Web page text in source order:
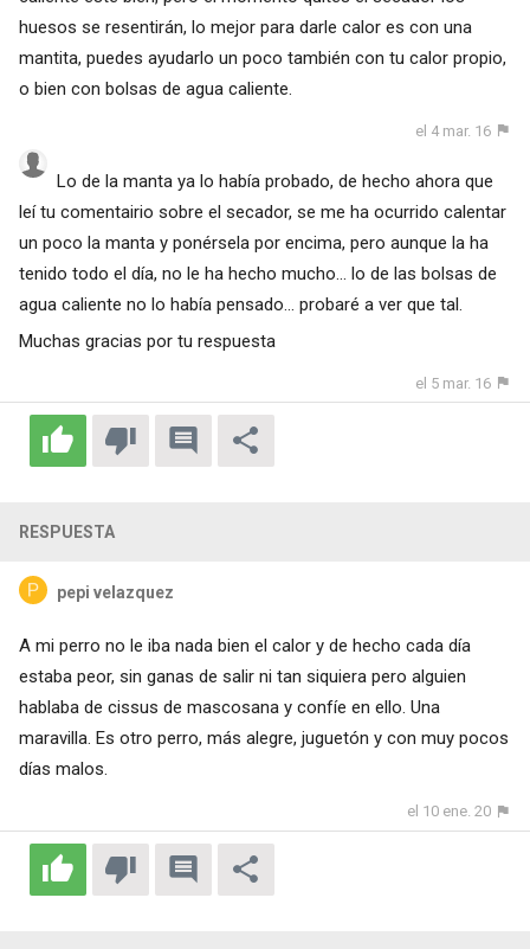
huesos se resentirán, lo mejor para darle calor es con una
mantita, puedes ayudarlo un poco también con tu calor propio,
o bien con bolsas de agua caliente.
el 4 mar. 16
Lo de la manta ya lo había probado, de hecho ahora que
leí tu comentairio sobre el secador, se me ha ocurrido calentar
un poco la manta y ponérsela por encima, pero aunque la ha
tenido todo el día, no le ha hecho mucho... lo de las bolsas de
agua caliente no lo había pensado... probaré a ver que tal.
Muchas gracias por tu respuesta
el 5 mar. 16
RESPUESTA
pepi velazquez
A mi perro no le iba nada bien el calor y de hecho cada día
estaba peor, sin ganas de salir ni tan siquiera pero alguien
hablaba de cissus de mascosana y confíe en ello. Una
maravilla. Es otro perro, más alegre, juguetón y con muy pocos
días malos.
el 10 ene. 20